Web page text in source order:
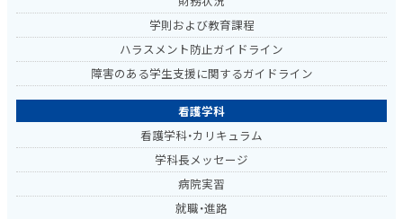
学則および教育課程
ハラスメント防止ガイドライン
障害のある学生支援に関するガイドライン
看護学科
看護学科・カリキュラム
学科長メッセージ
病院実習
就職・進路